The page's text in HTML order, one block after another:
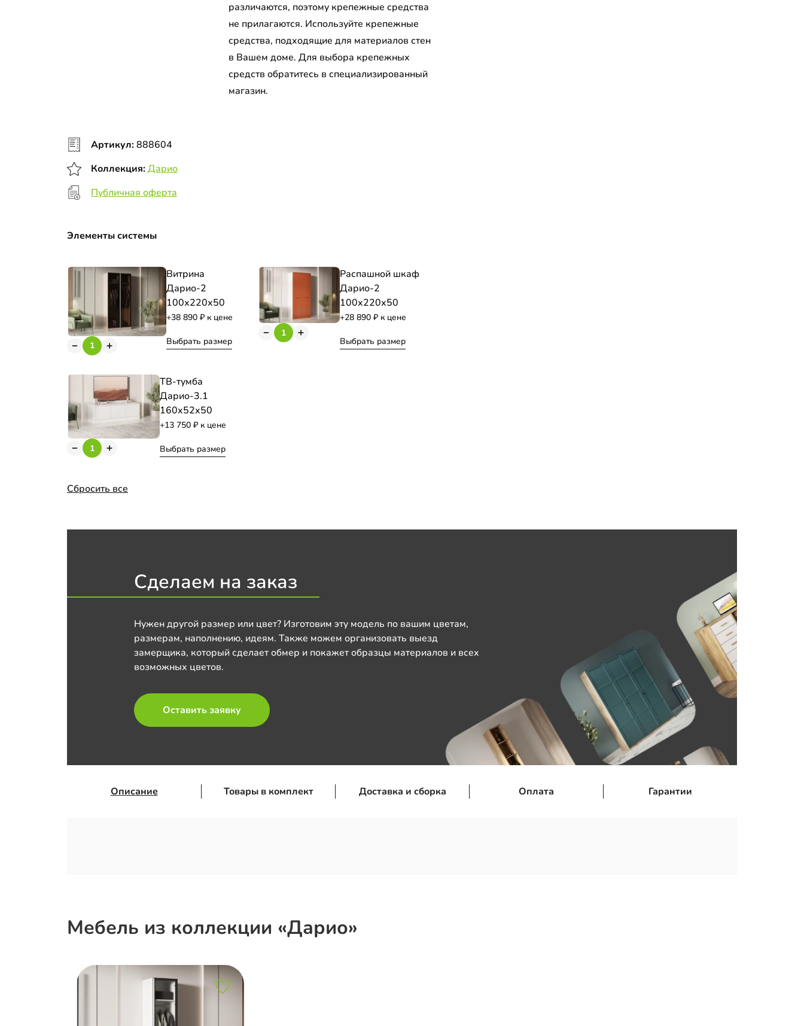
различаются, поэтому крепежные средства
не прилагаются. Используйте крепежные
средства, подходящие для материалов стен
в Вашем доме. Для выбора крепежных
средств обратитесь в специализированный
магазин.
Артикул:888604
Коллекция:Дарио
Публичная оферта
Элементы системы
Витрина
Дарио-2
100х220х50
+38 890 к цене
Выбрать размер
Распашной шкаф
Дарио-2
100х220х50
+28 890 к цене
Выбрать размер
ТВ-тумба
Дарио-3.1
160х52х50
+13 750 к цене
Выбрать размер
Сбросить все
Сделаем на заказ
Нужен другой размер или цвет? Изготовим эту модель по вашим цветам,
размерам, наполнению, идеям. Также можем организовать выезд
замерщика, который сделает обмер и покажет образцы материалов и всех
возможных цветов.
Оставить заявку
Описание Товары в комплект Доставка и сборка Оплата Гарантии
Мебель из коллекции «Дарио»